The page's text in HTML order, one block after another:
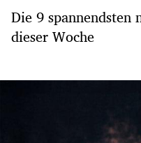
Die 9 spannendsten
dieser Woche